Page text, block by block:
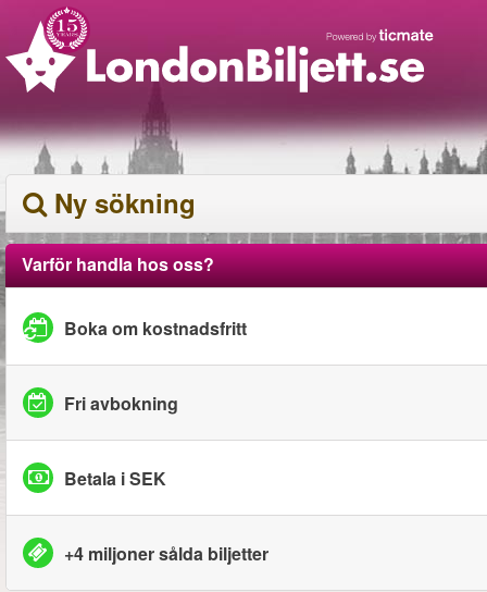
Ny sökning
Varför handla hos oss?
Boka om kostnadsfritt
Fri avbokning
Betala i SEK
+4 miljoner sålda biljetter